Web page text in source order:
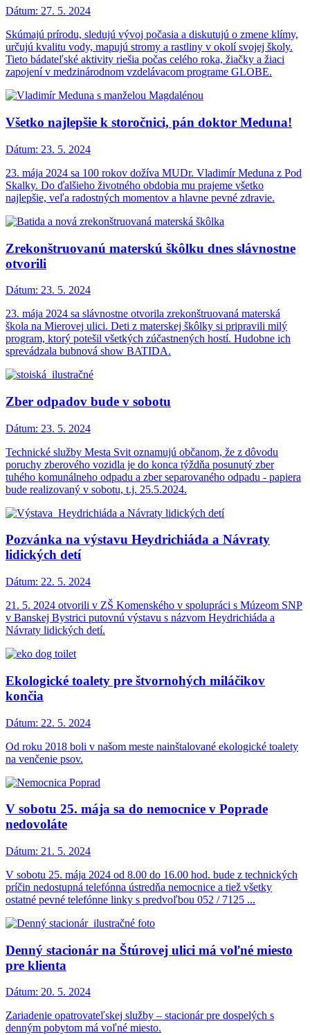
Dátum: 27. 5. 2024
Skúmajú prírodu, sledujú vývoj počasia a diskutujú o zmene klímy,
určujú kvalitu vody, mapujú stromy a rastliny v okolí svojej školy.
Tieto bádateľské aktivity riešia počas celého roka, žiačky a žiaci
zapojení v medzinárodnom vzdelávacom programe GLOBE.
Všetko najlepšie k storočnici, pán doktor Meduna!
Dátum: 23. 5. 2024
23. mája 2024 sa 100 rokov dožíva MUDr. Vladimír Meduna z Pod
Skalky. Do ďalšieho životného obdobia mu prajeme všetko
najlepšie, veľa radostných momentov a hlavne pevné zdravie.
Zrekonštruovanú materskú škôlku dnes slávnostne
otvorili
Dátum: 23. 5. 2024
23. mája 2024 sa slávnostne otvorila zrekonštruovaná materská
škola na Mierovej ulici. Deti z materskej škôlky si pripravili milý
program, ktorý potešil všetkých zúčastnených hostí. Hudobne ich
sprevádzala bubnová show BATIDA.
Zber odpadov bude v sobotu
Dátum: 23. 5. 2024
Technické služby Mesta Svit oznamujú občanom, že z dôvodu
poruchy zberového vozidla je do konca týždňa posunutý zber
tuhého komunálneho odpadu a zber separovaného odpadu - papiera
bude realizovaný v sobotu, t.j. 25.5.2024.
Pozvánka na výstavu Heydrichiáda a Návraty
lidických detí
Dátum: 22. 5. 2024
21. 5. 2024 otvorili v ZŠ Komenského v spolupráci s Múzeom SNP
v Banskej Bystrici putovnú výstavu s názvom Heydrichiáda a
Návraty lidických detí.
Ekologické toalety pre štvornohých miláčikov
končia
Dátum: 22. 5. 2024
Od roku 2018 boli v našom meste nainštalované eko­logické toalety
na venčenie psov.
V sobotu 25. mája sa do nemocnice v Poprade
nedovoláte
Dátum: 21. 5. 2024
V sobotu 25. mája 2024 od 8.00 do 16.00 hod. bude z technických
príčin nedostupná telefónna ústredňa nemocnice a tiež všetky
ostatné pevné telefónne linky s predvoľbou 052 / 7125 ...
Denný stacionár na Štúrovej ulici má voľné miesto
pre klienta
Dátum: 20. 5. 2024
Zariadenie opatrovateľskej služby – stacionár pre dospelých s
denným pobytom má voľné miesto.